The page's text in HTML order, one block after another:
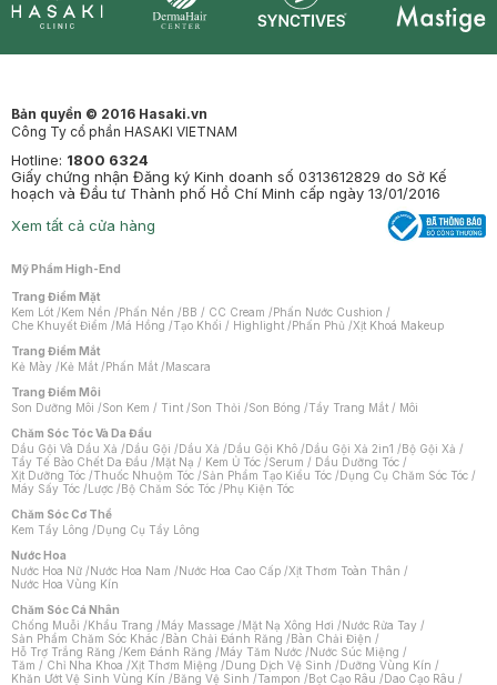
Bản quyền © 2016 Hasaki.vn
Công Ty cổ phần HASAKI VIETNAM
Hotline: 1800 6324
Giấy chứng nhận Đăng ký Kinh doanh số 0313612829 do Sở Kế
hoạch và Đầu tư Thành phố Hồ Chí Minh cấp ngày 13/01/2016
Xem tất cả cửa hàng
Mỹ Phẩm High-End
Trang Điểm Mặt
Kem Lót / Kem Nền / Phấn Nền / BB / CC Cream / Phấn Nước Cushion /
Che Khuyết Điểm / Má Hồng /Tạo Khối / Highlight / Phấn Phủ /Xịt Khoá Makeup
Trang Điểm Mắt
Kẻ Mày / Kẻ Mắt / Phấn Mắt / Mascara
Trang Điểm Môi
Son Dưỡng Môi /Son Kem / Tint /Son Thỏi /Son Bóng /Tẩy Trang Mắt / Môi
Chăm Sóc Tóc Và Da Đầu
Dầu Gội Và Dầu Xả / Dầu Gội / Dầu Xả / Dầu Gội Khô / Dầu Gội Xả 2in1 / Bộ Gội Xả /
Tẩy Tế Bào Chết Da Đầu / Mặt Nạ / Kem Ủ Tóc /Serum / Dầu Dưỡng Tóc /
Xịt Dưỡng Tóc /Thuốc Nhuộm Tóc /Sản Phẩm Tạo Kiểu Tóc / Dụng Cụ Chăm Sóc Tóc /
Máy Sấy Tóc / Lược / Bộ Chăm Sóc Tóc / Phụ Kiện Tóc
Chăm Sóc Cơ Thể
Kem Tẩy Lông / Dụng Cụ Tẩy Lông
Nước Hoa
Nước Hoa Nữ / Nước Hoa Nam / Nước Hoa Cao Cấp /Xịt Thơm Toàn Thân /
Nước Hoa Vùng Kín
Chăm Sóc Cá Nhân
Chống Muỗi / Khẩu Trang / Máy Massage / Mặt Nạ Xông Hơi / Nước Rửa Tay /
Sản Phẩm Chăm Sóc Khác / Bàn Chải Đánh Răng / Bàn Chải Điện /
Hỗ Trợ Trắng Răng / Kem Đánh Răng / Máy Tăm Nước / Nước Súc Miệng /
Tăm / Chỉ Nha Khoa /Xịt Thơm Miệng / Dung Dịch Vệ Sinh / Dưỡng Vùng Kín /
Khăn Ướt Vệ Sinh Vùng Kín / Băng Vệ Sinh /Tampon / Bọt Cạo Râu / Dao Cạo Râu /